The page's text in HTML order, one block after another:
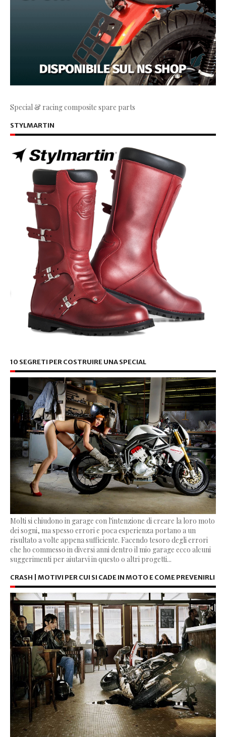
Special & racing composite spare parts
STYLMARTIN
10 SEGRETI PER COSTRUIRE UNA SPECIAL
Molti si chiudono in garage con l'intenzione di creare la loro moto
dei sogni, ma spesso errori e poca esperienza portano a un
risultato a volte appena sufficiente. Facendo tesoro degli errori
che ho commesso in diversi anni dentro il mio garage ecco alcuni
suggerimenti per aiutarvi in questo o altri progetti...
CRASH | MOTIVI PER CUI SI CADE IN MOTO E COME PREVENIRLI